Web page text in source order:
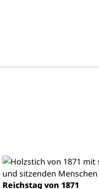
Reichstag von 1871